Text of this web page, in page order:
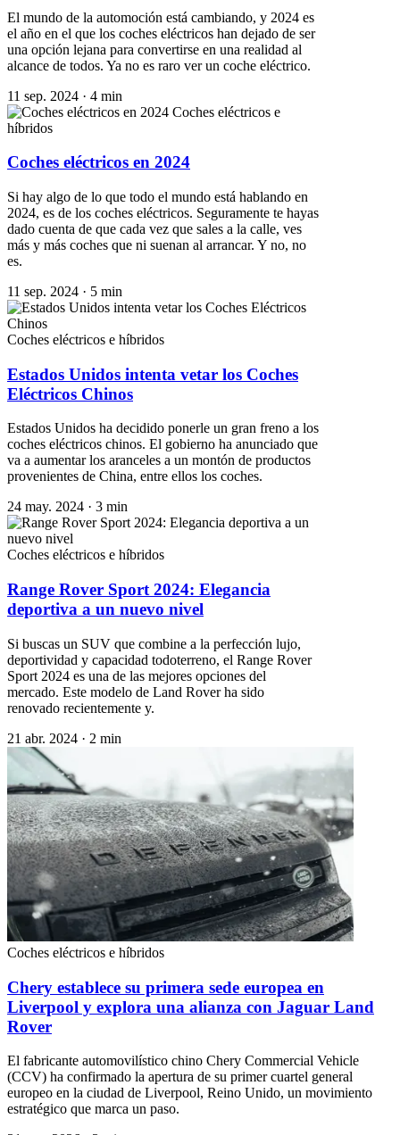
El mundo de la automoción está cambiando, y 2024 es
el año en el que los coches eléctricos han dejado de ser
una opción lejana para convertirse en una realidad al
alcance de todos. Ya no es raro ver un coche eléctrico.
11 sep. 2024 · 4 min
Coches eléctricos e
híbridos
Coches eléctricos en 2024
Si hay algo de lo que todo el mundo está hablando en
2024, es de los coches eléctricos. Seguramente te hayas
dado cuenta de que cada vez que sales a la calle, ves
más y más coches que ni suenan al arrancar. Y no, no
es.
11 sep. 2024 · 5 min
Coches eléctricos e híbridos
Estados Unidos intenta vetar los Coches
Eléctricos Chinos
Estados Unidos ha decidido ponerle un gran freno a los
coches eléctricos chinos. El gobierno ha anunciado que
va a aumentar los aranceles a un montón de productos
provenientes de China, entre ellos los coches.
24 may. 2024 · 3 min
Coches eléctricos e híbridos
Range Rover Sport 2024: Elegancia
deportiva a un nuevo nivel
Si buscas un SUV que combine a la perfección lujo,
deportividad y capacidad todoterreno, el Range Rover
Sport 2024 es una de las mejores opciones del
mercado. Este modelo de Land Rover ha sido
renovado recientemente y.
21 abr. 2024 · 2 min
Coches eléctricos e híbridos
Chery establece su primera sede europea en
Liverpool y explora una alianza con Jaguar Land
Rover
El fabricante automovilístico chino Chery Commercial Vehicle
(CCV) ha confirmado la apertura de su primer cuartel general
europeo en la ciudad de Liverpool, Reino Unido, un movimiento
estratégico que marca un paso.